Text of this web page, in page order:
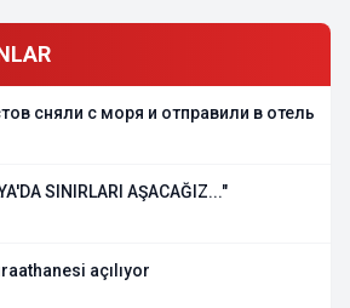
сняли с моря и отправили в отель
SINIRLARI AŞACAĞIZ..."
açılıyor